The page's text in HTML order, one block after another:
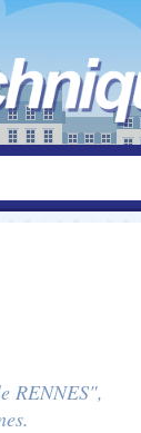
RENNES",